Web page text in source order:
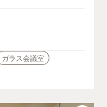
ガラス会議室